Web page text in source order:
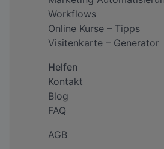
Workflows
Online Kurse – Tipps
Visitenkarte – Generator
Helfen
Kontakt
Blog
FAQ
AGB